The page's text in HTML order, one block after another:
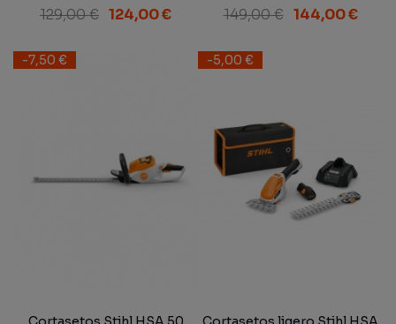
129,00 € 124,00 € 149,00 € 144,00 €
-7,50 € -5,00 €